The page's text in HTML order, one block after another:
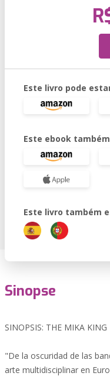
Este livro pode
Este ebook
Este livro também
Sinopse
SINOPSIS: THE MIKA KING
"De la oscuridad de las
arte multidisciplinar en